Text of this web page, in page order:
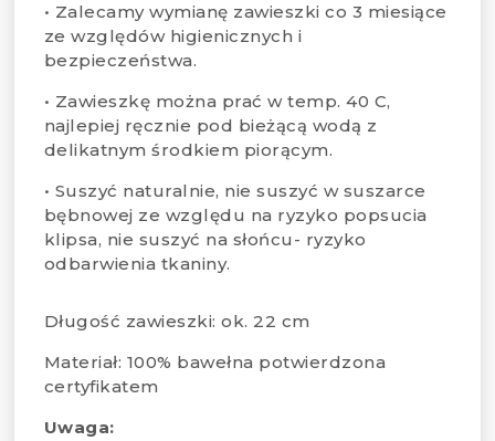
• Zalecamy wymianę zawieszki co 3 miesiące
ze względów higienicznych i
bezpieczeństwa.
• Zawieszkę można prać w temp. 40 C,
najlepiej ręcznie pod bieżącą wodą z
delikatnym środkiem piorącym.
• Suszyć naturalnie, nie suszyć w suszarce
bębnowej ze względu na ryzyko popsucia
klipsa, nie suszyć na słońcu- ryzyko
odbarwienia tkaniny.
Długość zawieszki: ok. 22 cm
Materiał: 100% bawełna potwierdzona
certyfikatem
Uwaga: